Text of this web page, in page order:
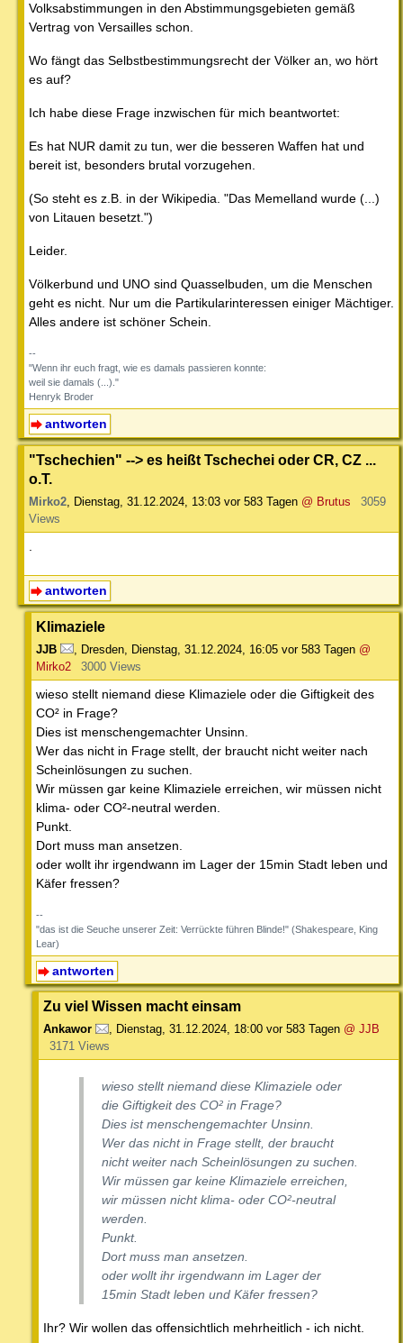
Volksabstimmungen in den Abstimmungsgebieten gemäß
Vertrag von Versailles schon.
Wo fängt das Selbstbestimmungsrecht der Völker an, wo hört
es auf?
Ich habe diese Frage inzwischen für mich beantwortet:
Es hat NUR damit zu tun, wer die besseren Waffen hat und
bereit ist, besonders brutal vorzugehen.
(So steht es z.B. in der Wikipedia. "Das Memelland wurde (...)
von Litauen besetzt.")
Leider.
Völkerbund und UNO sind Quasselbuden, um die Menschen
geht es nicht. Nur um die Partikularinteressen einiger Mächtiger.
Alles andere ist schöner Schein.
--
"Wenn ihr euch fragt, wie es damals passieren konnte:
weil sie damals (...)."
Henryk Broder
antworten
"Tschechien" --> es heißt Tschechei oder CR, CZ ...
o.T.
Mirko2 Dienstag, 31.12.2024, 13:03 vor 583 Tagen @ Brutus
3059
Views
antworten
Klimaziele
JJB Dresden Dienstag, 31.12.2024, 16:05 vor 583 Tagen @
Mirko2
3000 Views
wieso stellt niemand diese Klimaziele oder die Giftigkeit des
CO² in Frage?
Dies ist menschengemachter Unsinn.
Wer das nicht in Frage stellt, der braucht nicht weiter nach
Scheinlösungen zu suchen.
Wir müssen gar keine Klimaziele erreichen, wir müssen nicht
klima- oder CO²-neutral werden.
Punkt.
Dort muss man ansetzen.
oder wollt ihr irgendwann im Lager der 15min Stadt leben und
Käfer fressen?
--
"das ist die Seuche unserer Zeit: Verrückte führen Blinde!" (Shakespeare, King
Lear)
antworten
Zu viel Wissen macht einsam
Ankawor , Dienstag, 31.12.2024, 18:00 vor 583 Tagen @ JJB
3171 Views
wieso stellt niemand diese Klimaziele oder
die Giftigkeit des CO² in Frage?
Dies ist menschengemachter Unsinn.
Wer das nicht in Frage stellt, der braucht
nicht weiter nach Scheinlösungen zu suchen.
Wir müssen gar keine Klimaziele erreichen,
wir müssen nicht klima- oder CO²-neutral
werden.
Punkt.
Dort muss man ansetzen.
oder wollt ihr irgendwann im Lager der
15min Stadt leben und Käfer fressen?
Ihr? Wir wollen das offensichtlich mehrheitlich - ich nicht.